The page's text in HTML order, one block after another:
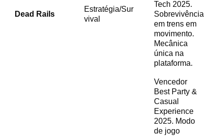
Dead Rails
Estratégia/Sur
vival
Tech 2025.
Sobrevivência
em trens em
movimento.
Mecânica
única na
plataforma.
Vencedor
Best Party &
Casual
Experience
2025. Modo
de jogo